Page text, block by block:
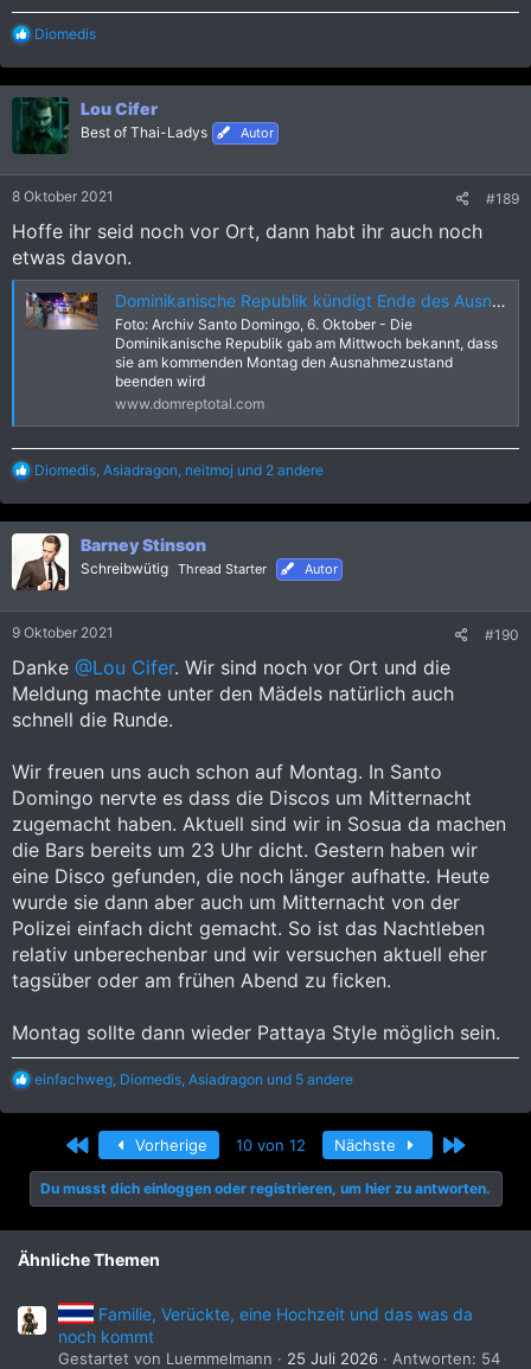
R
a
k
t
i
o
n
Diomedis
Lou Cifer
Best of Thai-Ladys Autor
8 Oktober 2021 #189
Hoffe ihr seid noch vor Ort, dann habt ihr auch noch
etwas davon.
Dominikanische Republik kündigt Ende des Ausnahmezustands COVID an - DomRep Total
Foto: Archiv Santo Domingo, 6. Oktober - Die
Dominikanische Republik gab am Mittwoch bekannt, dass
sie am kommenden Montag den Ausnahmezustand
beenden wird
www.domreptotal.com
R
a
k
i
o
n
Diomedis Asiadragon neitmoj und 2 andere
Barney Stinson
Schreibwütig Thread Starter Autor
9 Oktober 2021 #190
Danke @Lou Cifer. Wir sind noch vor Ort und die
Meldung machte unter den Mädels natürlich auch
schnell die Runde.
Wir freuen uns auch schon auf Montag. In Santo
Domingo nervte es dass die Discos um Mitternacht
zugemacht haben. Aktuell sind wir in Sosua da machen
die Bars bereits um 23 Uhr dicht. Gestern haben wir
eine Disco gefunden, die noch länger aufhatte. Heute
wurde sie dann aber auch um Mitternacht von der
Polizei einfach dicht gemacht. So ist das Nachtleben
relativ unberechenbar und wir versuchen aktuell eher
tagsüber oder am frühen Abend zu ficken.
Montag sollte dann wieder Pattaya Style möglich sein.
R
a
i
o
n
e
:
einfachweg Diomedis Asiadragon und 5 andere
Erste Vorherige 10 von 12 Nächste Letzte
Du musst dich einloggen oder registrieren, um hier zu antworten.
Ähnliche Themen
Familie, Verückte, eine Hochzeit und das was da
noch kommt
Gestartet von Luemmelmann 25 Juli 2026
Antworten: 54